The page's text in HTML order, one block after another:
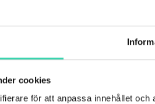
cookies
för att anpassa innehållet
3 enheter 29